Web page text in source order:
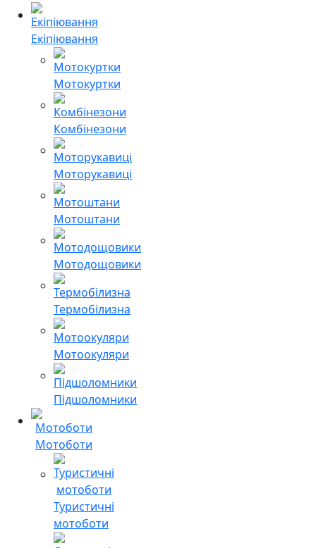
Екіпіювання
Мотокуртки
Комбінезони
Моторукавиці
Мотоштани
Мотодощовики
Термобілизна
Мотоокуляри
Підшоломники
Мотоботи
Туристичні
мотоботи